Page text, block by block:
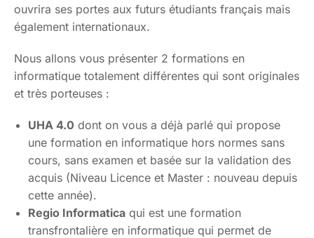
ouvrira ses portes aux futurs étudiants français mais
également internationaux.
Nous allons vous présenter 2 formations en
informatique totalement différentes qui sont originales
et très porteuses :
UHA 4.0 dont on vous a déjà parlé qui propose
une formation en informatique hors normes sans
cours, sans examen et basée sur la validation des
acquis (Niveau Licence et Master : nouveau depuis
cette année).
Regio Informatica qui est une formation
transfrontalière en informatique qui permet de